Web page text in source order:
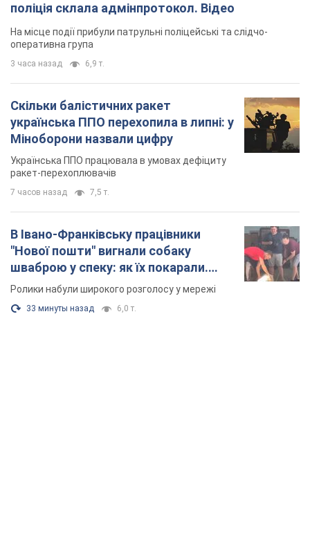
поліція склала адмінпротокол. Відео
На місце події прибули патрульні поліцейські та слідчо-
оперативна група
3 часа назад 6,9 т.
Скільки балістичних ракет
українська ППО перехопила в липні: у
Міноборони назвали цифру
Українська ППО працювала в умовах дефіциту
ракет-перехоплювачів
7 часов назад 7,5 т.
В Івано-Франківську працівники
"Нової пошти" вигнали собаку
шваброю у спеку: як їх покарали.
Відео
Ролики набули широкого розголосу у мережі
33 минуты назад 6,0 т.